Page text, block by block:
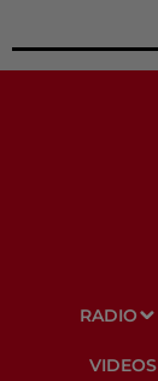
RADIO
VIDEOS